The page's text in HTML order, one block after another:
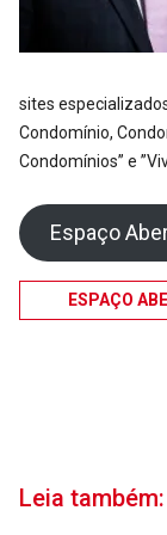
sites
Condomínio,
Condomínios” e
Espaço
ESPAÇO
Leia também: